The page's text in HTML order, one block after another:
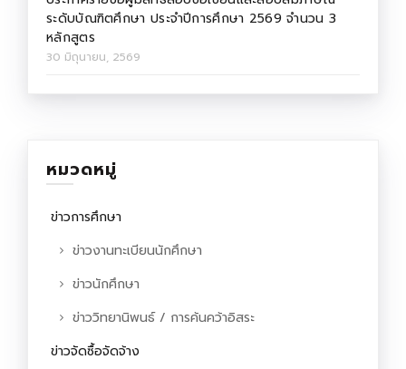
ระดับบัณฑิตศึกษา ประจำปีการศึกษา 2569 จำนวน 3
หลักสูตร
30 มิถุนายน, 2569
หมวดหมู่
ข่าวการศึกษา
ข่าวงานทะเบียนนักศึกษา
ข่าวนักศึกษา
ข่าววิทยานิพนธ์ / การค้นคว้าอิสระ
ข่าวจัดซื้อจัดจ้าง